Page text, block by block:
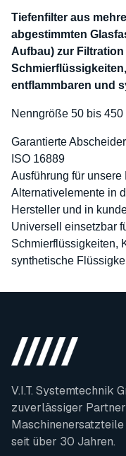
Tiefenfilter aus
abgestimmten
Aufbau) zur
entflammbaren und
Nenngröße 50 bis 450
Garantierte
ISO 16889
Ausführung für
Alternativelemente in
Hersteller und in
Universell einsetzbar
Schmierflüssigkeiten,
synthetische
V.I.T. Systemtechnik
zuverlässiger
seit über 30 Jahren.